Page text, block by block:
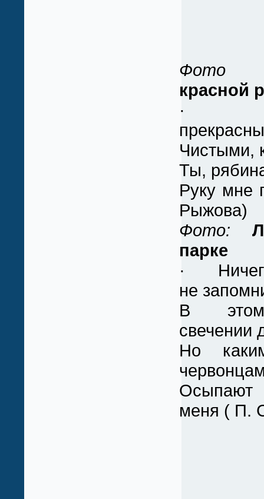
Фото
красной
·
Чистыми,
Ты,
Руку мне
Рыжова)
Фото:
парке
·
не
В этом
свечении
Но
меня ( П.